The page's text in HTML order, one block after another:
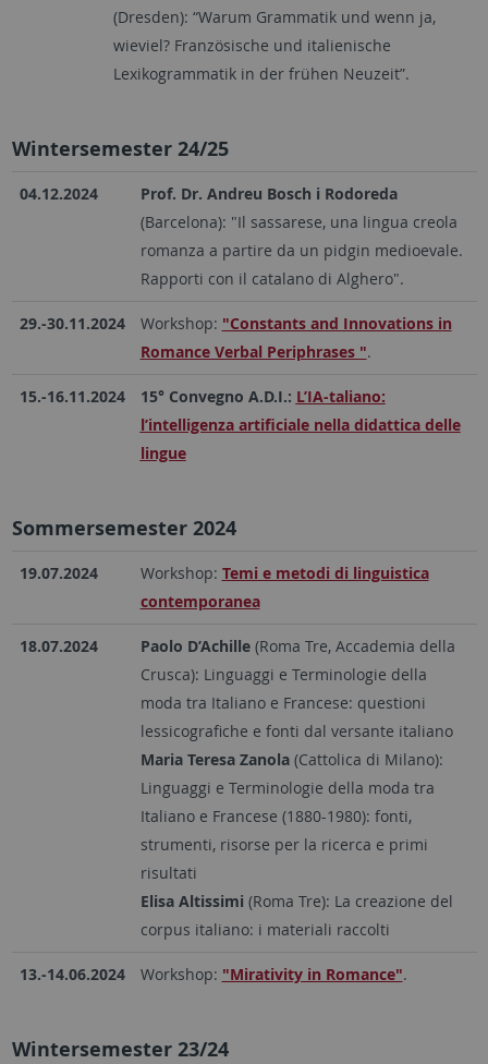
(Dresden): “Warum Grammatik und wenn ja,
wieviel? Französische und italienische
Lexikogrammatik in der frühen Neuzeit”.
Wintersemester 24/25
04.12.2024
Prof. Dr. Andreu Bosch i Rodoreda
(Barcelona): "Il sassarese, una lingua creola
romanza a partire da un pidgin medioevale.
Rapporti con il catalano di Alghero".
29.-30.11.2024 Workshop: "Constants and Innovations in
Romance Verbal Periphrases ".
15.-16.11.2024 15° Convegno A.D.I.: L’IA-taliano:
l’intelligenza artificiale nella didattica delle
lingue
Sommersemester 2024
19.07.2024 Workshop: Temi e metodi di linguistica
contemporanea
18.07.2024 Paolo D’Achille (Roma Tre, Accademia della
Crusca): Linguaggi e Terminologie della
moda tra Italiano e Francese: questioni
lessicografiche e fonti dal versante italiano
Maria Teresa Zanola(Cattolica di Milano):
Linguaggi e Terminologie della moda tra
Italiano e Francese (1880-1980): fonti,
strumenti, risorse per la ricerca e primi
risultati
Elisa Altissimi (Roma Tre): La creazione del
corpus italiano: i materiali raccolti
13.-14.06.2024 Workshop: "Mirativity in Romance".
Wintersemester 23/24